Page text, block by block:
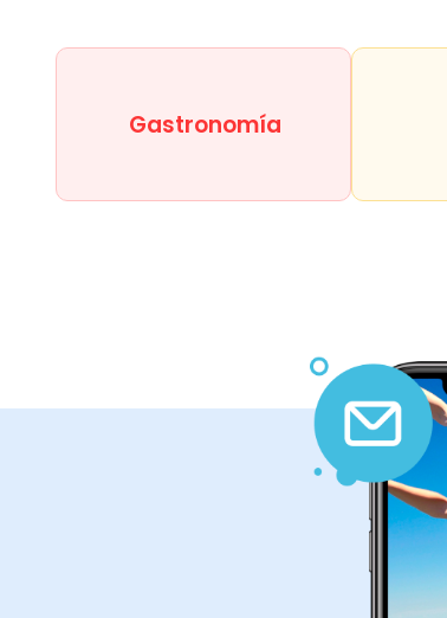
Gastronomía